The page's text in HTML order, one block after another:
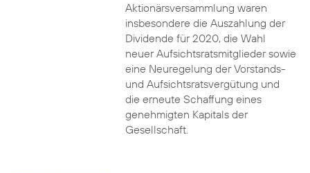
Aktionärsversammlung waren
insbesondere die Auszahlung der
Dividende für 2020, die Wahl
neuer Aufsichtsratsmitglieder sowie
eine Neuregelung der Vorstands-
und Aufsichtsratsvergütung und
die erneute Schaffung eines
genehmigten Kapitals der
Gesellschaft.